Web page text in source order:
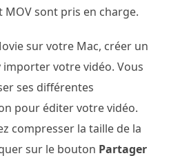
MOV sont pris en charge.
sur votre Mac, créer un
votre vidéo. Vous
ses différentes
pour éditer votre vidéo.
compresser la taille de la
sur le bouton Partager